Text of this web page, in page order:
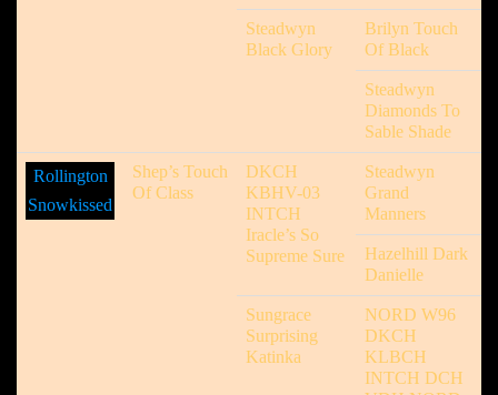
Steadwyn
Black Glory
Brilyn Touch
Of Black
Steadwyn
Diamonds To
Sable Shade
Rollington
Snowkissed
Shep’s Touch
Of Class
DKCH
KBHV-03
INTCH
Iracle’s So
Supreme Sure
Steadwyn
Grand
Manners
Hazelhill Dark
Danielle
Sungrace
Surprising
Katinka
NORD W96
DKCH
KLBCH
INTCH DCH